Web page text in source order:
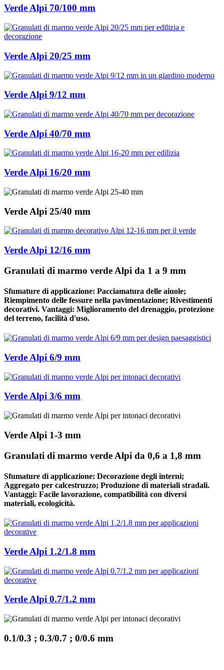
Verde Alpi 70/100 mm
Verde Alpi 20/25 mm
Verde Alpi 9/12 mm
Verde Alpi 40/70 mm
Verde Alpi 16/20 mm
Verde Alpi 25/40 mm
Verde Alpi 12/16 mm
Granulati di marmo verde Alpi da 1 a 9 mm
Sfumature di applicazione: Pacciamatura delle aiuole;
Riempimento delle fessure nella pavimentazione; Rivestimenti
decorativi. Vantaggi: Miglioramento del drenaggio, protezione
del terreno, facilità d'uso.
Verde Alpi 6/9 mm
Verde Alpi 3/6 mm
Verde Alpi 1-3 mm
Granulati di marmo verde Alpi da 0,6 a 1,8 mm
Sfumature di applicazione: Decorazione degli interni;
Aggregato per calcestruzzo; Produzione di materiali stradali.
Vantaggi: Facile lavorazione, compatibilità con diversi
materiali, ecologicità.
Verde Alpi 1.2/1.8 mm
Verde Alpi 0.7/1.2 mm
0.1/0.3 ; 0.3/0.7 ; 0/0.6 mm